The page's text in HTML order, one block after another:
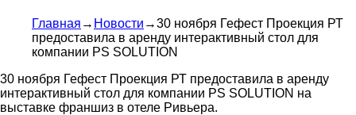
Главная → Новости →30 ноября Гефест Проекция РТ
предоставила в аренду интерактивный стол для
компании PS SOLUTION
30 ноября Гефест Проекция РТ предоставила в аренду
интерактивный стол для компании PS SOLUTION на
выставке франшиз в отеле Ривьера.